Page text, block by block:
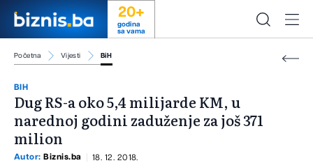
20+
godina
sa vama
Početna Vijesti BiH
BIH
Dug RS-a oko 5,4 milijarde KM, u
narednoj godini zaduženje za još 371
milion
Autor: Biznis.ba 18. 12. 2018.